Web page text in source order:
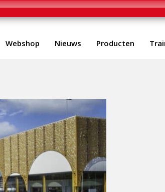
Webshop Nieuws Producten